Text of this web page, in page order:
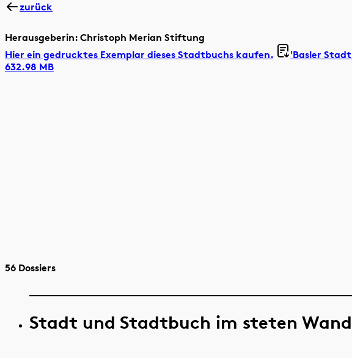
zurück
Herausgeberin: Christoph Merian Stiftung
Hier ein gedrucktes Exemplar dieses Stadtbuchs kaufen.
'Basler
632.98 MB
56 Dossiers
Stadt und Stadtbuch im steten